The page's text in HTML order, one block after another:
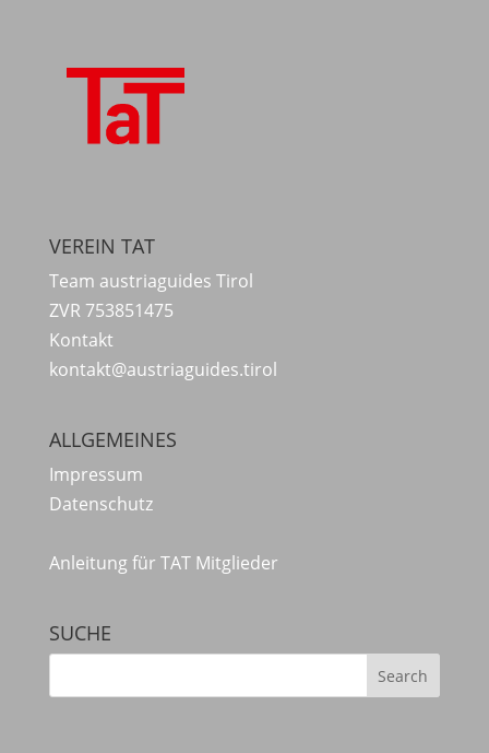
VEREIN TAT
Team austriaguides Tirol
ZVR 753851475
Kontakt
kontakt@austriaguides.tirol
ALLGEMEINES
Impressum
Datenschutz
Anleitung für TAT Mitglieder
SUCHE